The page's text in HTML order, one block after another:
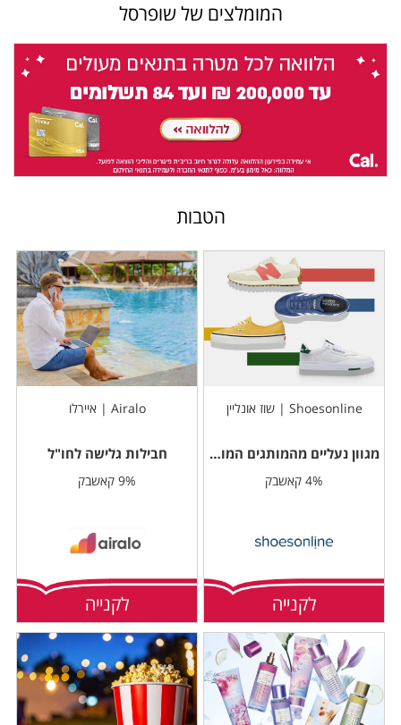
המומלצים של שופרסל
הטבות
Shoesonline | שוז אונליין
מגוון נעליים מהמותגים המובילים
4% קאשבק
לקנייה
Airalo | איירלו
חבילות גלישה לחו"ל
9% קאשבק
לקנייה